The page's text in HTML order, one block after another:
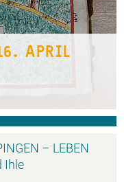
APRIL
– LEBEN
Ihle